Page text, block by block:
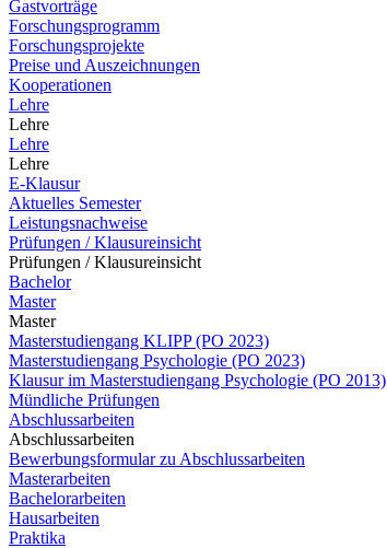
Gastvorträge
Forschungsprogramm
Forschungsprojekte
Preise und Auszeichnungen
Kooperationen
Lehre
Lehre
Lehre
Lehre
E-Klausur
Aktuelles Semester
Leistungsnachweise
Prüfungen / Klausureinsicht
Prüfungen / Klausureinsicht
Bachelor
Master
Master
Masterstudiengang KLIPP (PO 2023)
Masterstudiengang Psychologie (PO 2023)
Klausur im Masterstudiengang Psychologie (PO 2013)
Mündliche Prüfungen
Abschlussarbeiten
Abschlussarbeiten
Bewerbungsformular zu Abschlussarbeiten
Masterarbeiten
Bachelorarbeiten
Hausarbeiten
Praktika